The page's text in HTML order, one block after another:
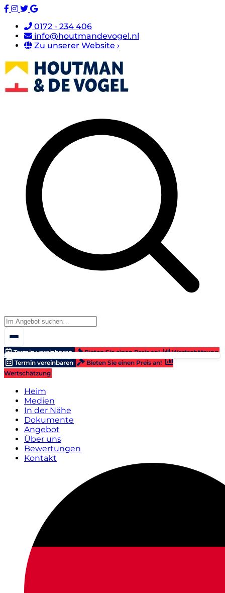
0172 - 234 406
info@houtmandevogel.nl
Zu unserer Website ›
Termin vereinbaren Bieten Sie einen Preis an!
Wertschätzung
Termin vereinbaren
Bieten Sie einen Preis an!
Wertschätzung
Heim
Medien
In der Nähe
Dokumente
Angebot
Über uns
Bewertungen
Kontakt